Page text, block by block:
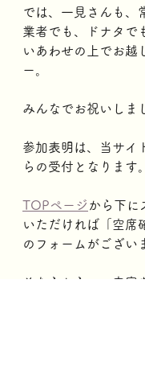
では、一見さんも、
業者でも、ドナタで
いあわせの上でお越
ー。
みんなでお祝いしま
参加表明は、当サイ
らの受付となります。
TOPページ から下に
いただければ「空席
のフォームがござい
そちらからこの内容